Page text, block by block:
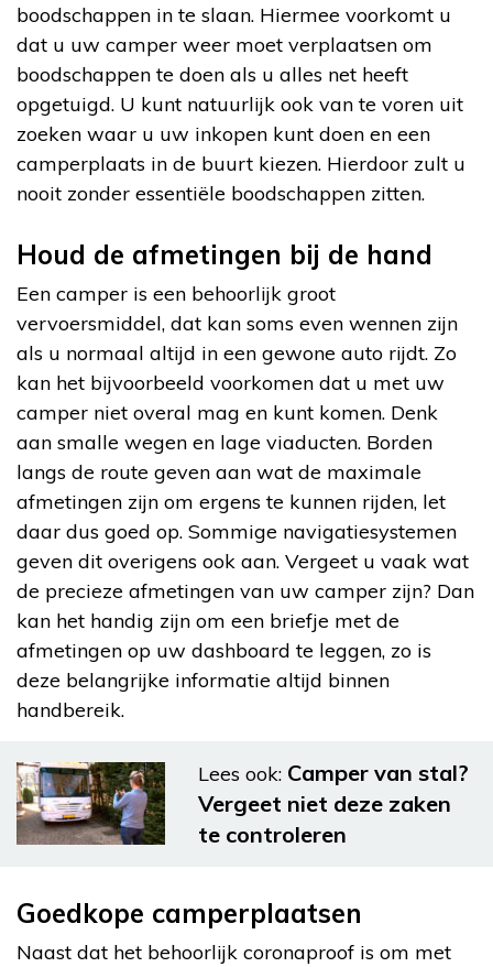
boodschappen in te slaan. Hiermee voorkomt u
dat u uw camper weer moet verplaatsen om
boodschappen te doen als u alles net heeft
opgetuigd. U kunt natuurlijk ook van te voren uit
zoeken waar u uw inkopen kunt doen en een
camperplaats in de buurt kiezen. Hierdoor zult u
nooit zonder essentiële boodschappen zitten.
Houd de afmetingen bij de hand
Een camper is een behoorlijk groot
vervoersmiddel, dat kan soms even wennen zijn
als u normaal altijd in een gewone auto rijdt. Zo
kan het bijvoorbeeld voorkomen dat u met uw
camper niet overal mag en kunt komen. Denk
aan smalle wegen en lage viaducten. Borden
langs de route geven aan wat de maximale
afmetingen zijn om ergens te kunnen rijden, let
daar dus goed op. Sommige navigatiesystemen
geven dit overigens ook aan. Vergeet u vaak wat
de precieze afmetingen van uw camper zijn? Dan
kan het handig zijn om een briefje met de
afmetingen op uw dashboard te leggen, zo is
deze belangrijke informatie altijd binnen
handbereik.
Lees ook: Camper van stal?
Vergeet niet deze zaken
te controleren
Goedkope camperplaatsen
Naast dat het behoorlijk coronaproof is om met